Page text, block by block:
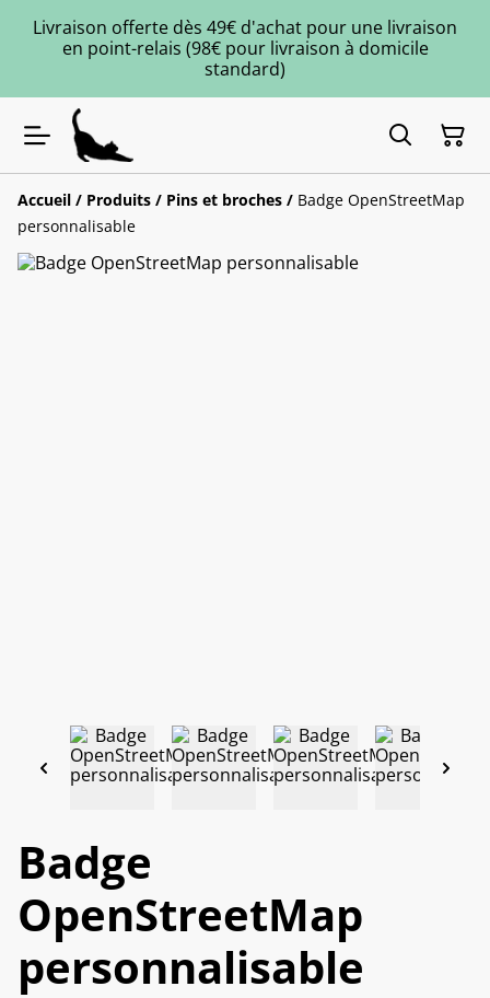
Livraison offerte dès 49€ d'achat pour une livraison
en point-relais (98€ pour livraison à domicile
standard)
Accueil / Produits / Pins et broches / Badge OpenStreetMap
personnalisable
Badge
OpenStreetMap
personnalisable